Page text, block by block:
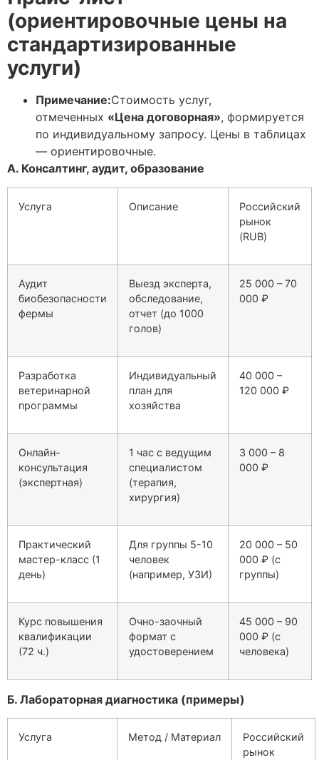
(ориентировочные цены на
стандартизированные
услуги)
Примечание:Стоимость услуг,
отмеченных «Цена договорная», формируется
по индивидуальному запросу. Цены в таблицах
— ориентировочные.
А. Консалтинг, аудит, образование
Услуга Описание
Российский
рынок
(RUB)
Аудит
биобезопасности
фермы
Выезд эксперта,
обследование,
отчет (до 1000
голов)
25 000 – 70
000 ₽
Разработка
ветеринарной
программы
Индивидуальный
план для
хозяйства
40 000 –
120 000 ₽
Онлайн-
консультация
(экспертная)
1 час с ведущим
специалистом
(терапия,
хирургия)
3 000 – 8
000 ₽
Практический
мастер-класс (1
день)
Для группы 5-10
человек
(например, УЗИ)
20 000 – 50
000 ₽ (с
группы)
Курс повышения
квалификации
(72 ч.)
Очно-заочный
формат с
удостоверением
45 000 – 90
000 ₽ (с
человека)
Б. Лабораторная диагностика (примеры)
Услуга Метод / Материал
Российский
рынок